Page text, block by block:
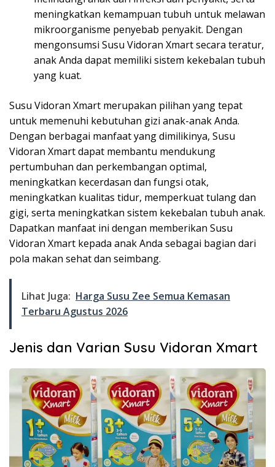
meningkatkan kemampuan tubuh untuk melawan
mikroorganisme penyebab penyakit. Dengan
mengonsumsi Susu Vidoran Xmart secara teratur,
anak Anda dapat memiliki sistem kekebalan tubuh
yang kuat.
Susu Vidoran Xmart merupakan pilihan yang tepat
untuk memenuhi kebutuhan gizi anak-anak Anda.
Dengan berbagai manfaat yang dimilikinya, Susu
Vidoran Xmart dapat membantu mendukung
pertumbuhan dan perkembangan optimal,
meningkatkan kecerdasan dan fungsi otak,
meningkatkan kualitas tidur, memperkuat tulang dan
gigi, serta meningkatkan sistem kekebalan tubuh anak.
Dapatkan manfaat ini dengan memberikan Susu
Vidoran Xmart kepada anak Anda sebagai bagian dari
pola makan sehat dan seimbang.
Lihat Juga: Harga Susu Zee Semua Kemasan
Terbaru Agustus 2026
Jenis dan Varian Susu Vidoran Xmart